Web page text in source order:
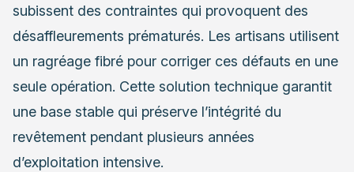
subissent des contraintes qui provoquent des
désaffleurements prématurés. Les artisans utilisent
un ragréage fibré pour corriger ces défauts en une
seule opération. Cette solution technique garantit
une base stable qui préserve l’intégrité du
revêtement pendant plusieurs années
d’exploitation intensive.